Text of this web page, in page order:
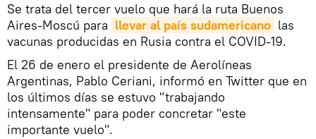
​Se trata del tercer vuelo que hará la ruta Buenos
Aires-Moscú para llevar al país sudamericano las
vacunas producidas en Rusia contra el COVID-19.
El 26 de enero el presidente de Aerolíneas
Argentinas, Pablo Ceriani, informó en Twitter que en
los últimos días se estuvo "trabajando
intensamente" para poder concretar "este
importante vuelo".